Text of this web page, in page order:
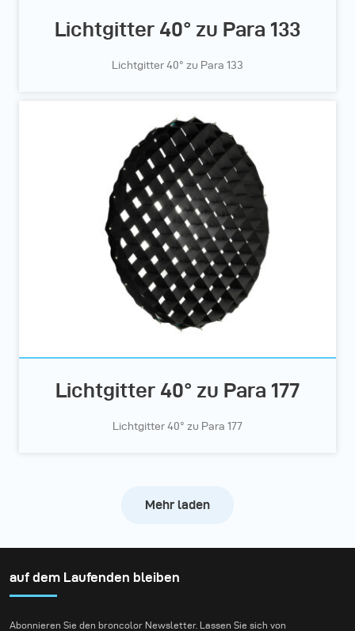
Lichtgitter 40° zu Para 133
Lichtgitter 40° zu Para 133
Lichtgitter 40° zu Para 177
Lichtgitter 40° zu Para 177
Mehr laden
auf dem Laufenden bleiben
Abonnieren Sie den broncolor Newsletter. Lassen Sie sich von